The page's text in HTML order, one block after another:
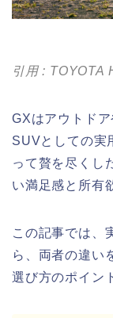
引用 : TOYOTA
GXはアウトド
SUVとしての実
って贅を尽くし
い満足感と所有
この記事では、
ら、両者の違い
選び方のポイン